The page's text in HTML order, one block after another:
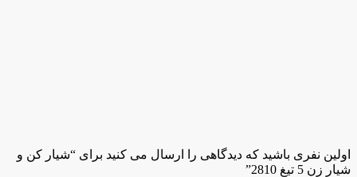
اولین نفری باشید که دیدگاهی را ارسال می کنید برای “شیار کن و
شیار زن 5 تیغ 2810”